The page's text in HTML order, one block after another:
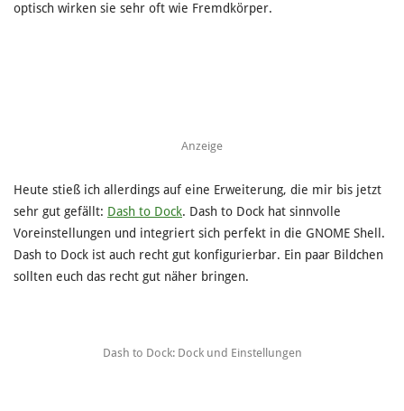
optisch wirken sie sehr oft wie Fremdkörper.
Anzeige
Heute stieß ich allerdings auf eine Erweiterung, die mir bis jetzt
sehr gut gefällt: Dash to Dock. Dash to Dock hat sinnvolle
Voreinstellungen und integriert sich perfekt in die GNOME Shell.
Dash to Dock ist auch recht gut konfigurierbar. Ein paar Bildchen
sollten euch das recht gut näher bringen.
Dash to Dock: Dock und Einstellungen